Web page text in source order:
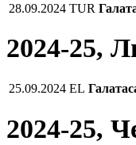
28.09.2024 TUR
2024-25,
25.09.2024 EL
2024-25,